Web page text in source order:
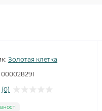
Золотая клетка
000028291
(0)